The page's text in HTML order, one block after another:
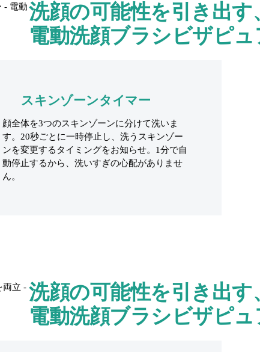
洗顔の可能性を引き出す
電動洗顔ブラシビザピュ
スキンゾーンタイマー
顔全体を3つのスキンゾーンに分けて洗いま
す。20秒ごとに一時停止し、洗うスキンゾー
ンを変更するタイミングをお知らせ。1分で自
動停止するから、洗いすぎの心配がありませ
ん。
洗顔の可能性を引き出す
電動洗顔ブラシビザピュ